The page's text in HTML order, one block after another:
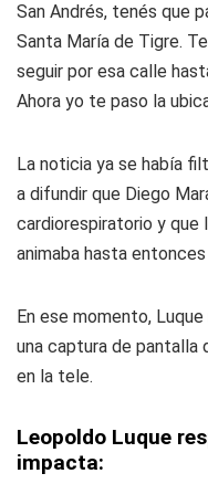
San Andrés, tenés que
Santa María de Tigre.
seguir por esa calle
Ahora yo te paso la
La noticia ya se había
a difundir que Diego
cardiorespiratorio y que
animaba hasta
En ese momento,
una captura de pantalla
en la tele.
Leopoldo Luque
impacta: